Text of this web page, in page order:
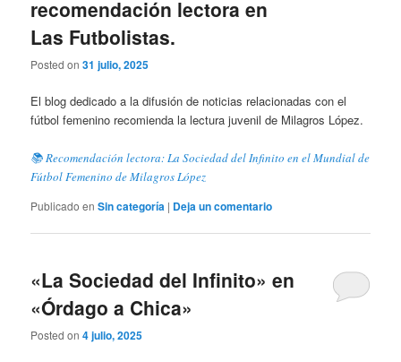
recomendación lectora en
Las Futbolistas.
Posted on31 julio, 2025
El blog dedicado a la difusión de noticias relacionadas con el
fútbol femenino recomienda la lectura juvenil de Milagros López.
📚 Recomendación lectora: La Sociedad del Infinito en el Mundial de
Fútbol Femenino de Milagros López
Publicado en Sin categoría | Deja un comentario
«La Sociedad del Infinito» en
«Órdago a Chica»
Posted on4 julio, 2025